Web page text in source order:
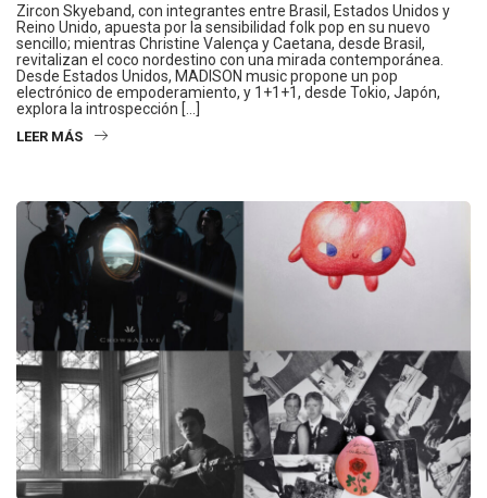
Zircon Skyeband, con integrantes entre Brasil, Estados Unidos y
Reino Unido, apuesta por la sensibilidad folk pop en su nuevo
sencillo; mientras Christine Valença y Caetana, desde Brasil,
revitalizan el coco nordestino con una mirada contemporánea.
Desde Estados Unidos, MADISON music propone un pop
electrónico de empoderamiento, y 1+1+1, desde Tokio, Japón,
explora la introspección […]
LEER MÁS